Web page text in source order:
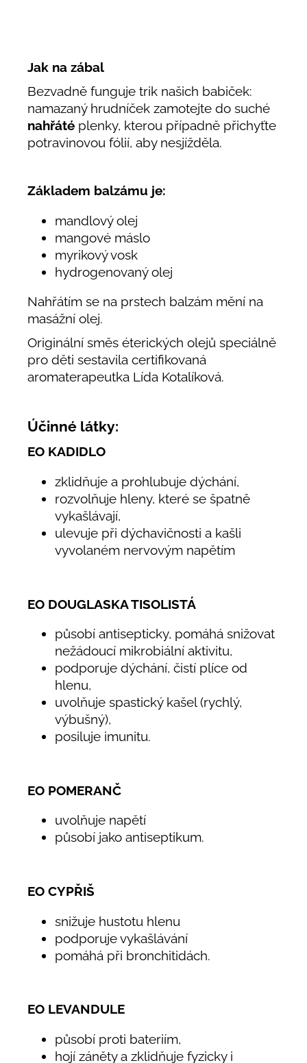
Jak na zábal
Bezvadně funguje trik našich babiček:
namazaný hrudníček zamotejte do suché
nahřáté plenky, kterou případně přichyťte
potravinovou fólií, aby nesjížděla.
Základem balzámu je:
mandlový olej
mangové máslo
myrikový vosk
hydrogenovaný olej
Nahřátím se na prstech balzám mění na
masážní olej.
Originální směs éterických olejů speciálně
pro děti sestavila certifikovaná
aromaterapeutka Lída Kotalíková.
Účinné látky:
EO KADIDLO
zklidňuje a prohlubuje dýchání,
rozvolňuje hleny, které se špatně
vykašlávají,
ulevuje při dýchavičnosti a kašli
vyvolaném nervovým napětím
EO DOUGLASKA TISOLISTÁ
působí antisepticky, pomáhá snižovat
nežádoucí mikrobiální aktivitu,
podporuje dýchání, čistí plíce od
hlenu,
uvolňuje spastický kašel (rychlý,
výbušný),
posiluje imunitu.
EO POMERANČ
uvolňuje napětí
působí jako antiseptikum.
EO CYPŘIŠ
snižuje hustotu hlenu
podporuje vykašlávání
pomáhá při bronchitidách.
EO LEVANDULE
působí proti bateriím,
hojí záněty a zklidňuje fyzicky i